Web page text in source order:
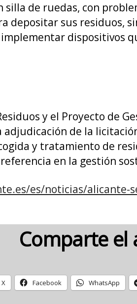
de ruedas, con
depositar sus residuos,
dispositivos
y el Proyecto de
adjudicación de la
y tratamiento de
en la gestión
es/noticias/alicante-
Comparte el
X Facebook WhatsApp